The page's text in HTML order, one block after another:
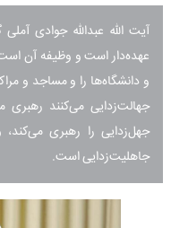
آیت الله عبدالله جوادی
عهده‌دار است و وظیفه آن
و دانشگاه‌ها را و مساجد و
جهالت‌زدایی می‌کنند
جهل‌زدایی را رهبری
جاهلیت‌زدایی است.